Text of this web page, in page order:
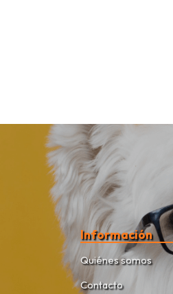
Información
Quiénes somos
Contacto